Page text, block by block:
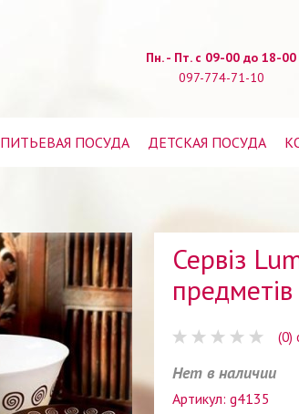
Пн. - Пт. с 09-00 до 18-00
097-774-71-10
ПИТЬЕВАЯ ПОСУДА ДЕТСКАЯ ПОСУДА
Сервіз
предметів
(0)
Нет в наличии
Артикул: g4135